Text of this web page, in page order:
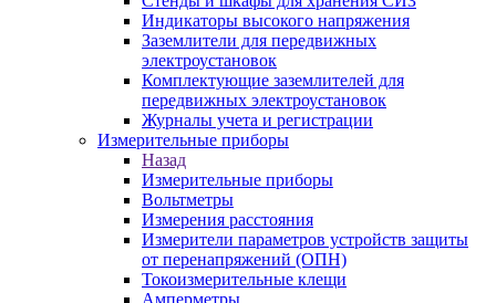
Индикаторы высокого напряжения
Заземлители для передвижных
электроустановок
Комплектующие заземлителей для
передвижных электроустановок
Журналы учета и регистрации
Измерительные приборы
Назад
Измерительные приборы
Вольтметры
Измерения расстояния
Измерители параметров устройств защиты
от перенапряжений (ОПН)
Токоизмерительные клещи
Амперметры